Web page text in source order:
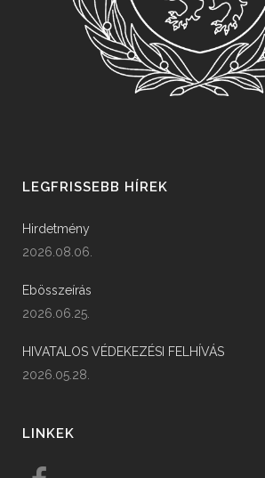
LEGFRISSEBB HÍREK
Hirdetmény
2026.08.06.
Ebösszeírás
2026.06.25.
HIVATALOS VÉDEKEZÉSI FELHÍVÁS
2026.05.28.
LINKEK